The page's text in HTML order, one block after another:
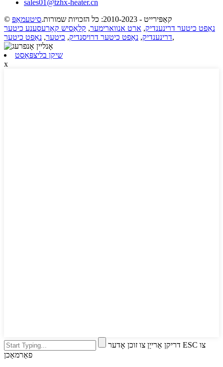
sales01@tzhx-heater.cn
© קאַפּירייט - 2010-2023: כל הזכויות שמורות.
סיטעמאַפּ
נאַפט כיטער דרינענדיק, ארט אנווארימער, קלאַסיש קאָרעסענע כיטער
דרינענדיק, נאַפט כיטער דרויסנדיק, כיטער, נאַפט כיטער ,
שיקן בליצפּאָסט
x
דריקן אַרייַן צו זוכן אָדער ESC צו
פאַרמאַכן